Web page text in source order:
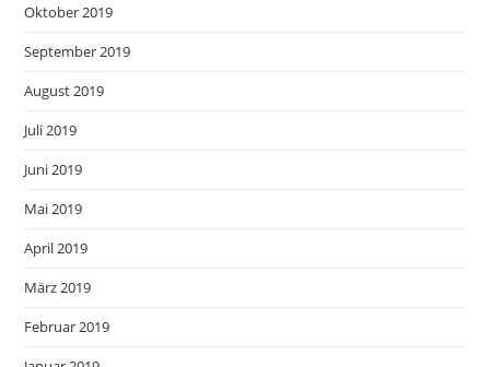
Oktober 2019
September 2019
August 2019
Juli 2019
Juni 2019
Mai 2019
April 2019
März 2019
Februar 2019